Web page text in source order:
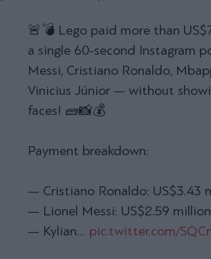
🚨💣 Lego paid more than
a single 60-second Instagram
Messi, Cristiano Ronaldo,
Vinicius Júnior — without
faces! 🧱📸💰
Payment breakdown:
— Cristiano Ronaldo: US$3.43
— Lionel Messi: US$2.59 million
— Kylian… pic.twitter.com/